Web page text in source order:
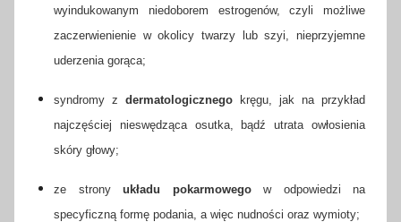
wyindukowanym niedoborem estrogenów, czyli możliwe
zaczerwienienie w okolicy twarzy lub szyi, nieprzyjemne
uderzenia gorąca;
syndromy z dermatologicznego kręgu, jak na przykład
najczęściej nieswędząca osutka, bądź utrata owłosienia
skóry głowy;
ze strony układu pokarmowegow odpowiedzi na
specyficzną formę podania, a więc nudności oraz wymioty;